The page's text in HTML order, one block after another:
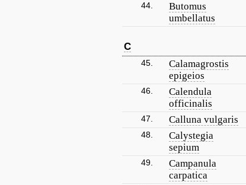
44.
Butomus
umbellatus
C
45.
Calamagrostis
epigeios
46.
Calendula
officinalis
47. Calluna vulgaris
48.
Calystegia
sepium
49.
Campanula
carpatica